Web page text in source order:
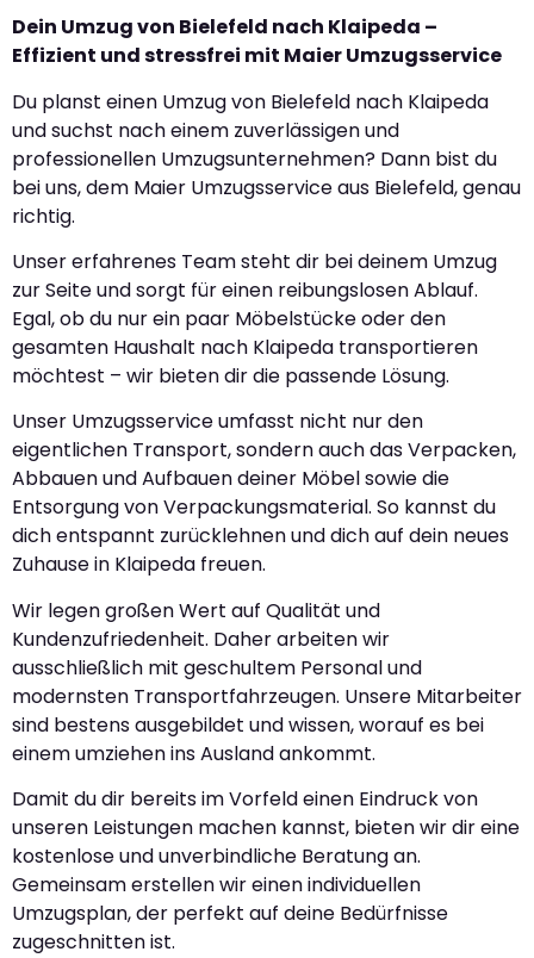
Dein Umzug von Bielefeld nach Klaipeda –
Effizient und stressfrei mit Maier Umzugsservice
Du planst einen Umzug von Bielefeld nach Klaipeda
und suchst nach einem zuverlässigen und
professionellen Umzugsunternehmen? Dann bist du
bei uns, dem Maier Umzugsservice aus Bielefeld, genau
richtig.
Unser erfahrenes Team steht dir bei deinem Umzug
zur Seite und sorgt für einen reibungslosen Ablauf.
Egal, ob du nur ein paar Möbelstücke oder den
gesamten Haushalt nach Klaipeda transportieren
möchtest – wir bieten dir die passende Lösung.
Unser Umzugsservice umfasst nicht nur den
eigentlichen Transport, sondern auch das Verpacken,
Abbauen und Aufbauen deiner Möbel sowie die
Entsorgung von Verpackungsmaterial. So kannst du
dich entspannt zurücklehnen und dich auf dein neues
Zuhause in Klaipeda freuen.
Wir legen großen Wert auf Qualität und
Kundenzufriedenheit. Daher arbeiten wir
ausschließlich mit geschultem Personal und
modernsten Transportfahrzeugen. Unsere Mitarbeiter
sind bestens ausgebildet und wissen, worauf es bei
einem umziehen ins Ausland ankommt.
Damit du dir bereits im Vorfeld einen Eindruck von
unseren Leistungen machen kannst, bieten wir dir eine
kostenlose und unverbindliche Beratung an.
Gemeinsam erstellen wir einen individuellen
Umzugsplan, der perfekt auf deine Bedürfnisse
zugeschnitten ist.